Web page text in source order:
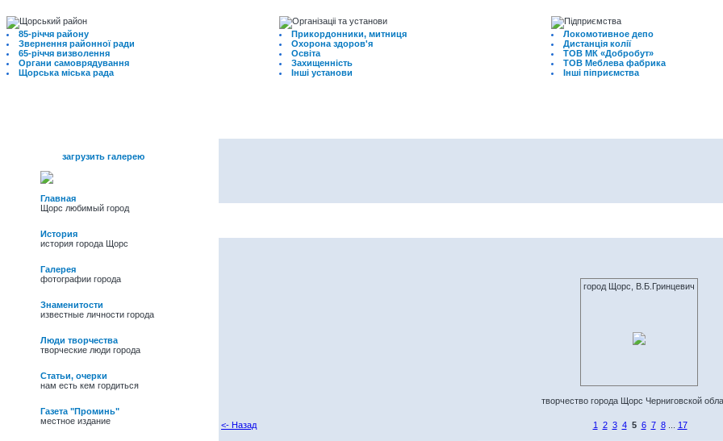
85-річчя району
Звернення районної ради
65-річчя визволення
Органи самоврядування
Щорська міська рада
Прикордонники, митниця
Охорона здоров'я
Освіта
Захищенність
Інші установи
Локомотивное депо
Дистанція колії
ТОВ МК «Добробут»
ТОВ Меблева фабрика
Інші піприємства
загрузить галерею
Главная
Щорс любимый город
История
история города Щорс
Галерея
фотографии города
Знаменитости
известные личности города
Люди творчества
творческие люди города
Статьи, очерки
нам есть кем гордиться
Газета "Проминь"
местное издание
город Щорс, В.Б.Гринцевич
творчество города Щорс Черниговской
<- Назад 1 2 3 4 5 6 7 8... 17